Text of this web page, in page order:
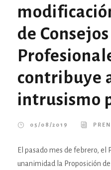
de
contribuye
intrusismo
05/08/2019
El pasado mes de febrero, el
unanimidad la Proposición